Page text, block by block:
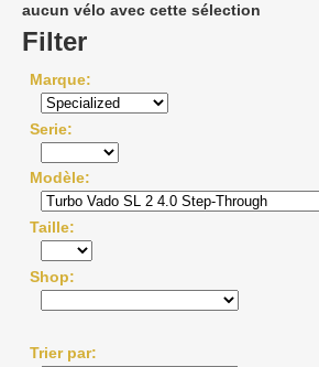
aucun vélo avec cette sélection
Filter
Marque
Serie
Modèle
Taille
Shop
Trier par